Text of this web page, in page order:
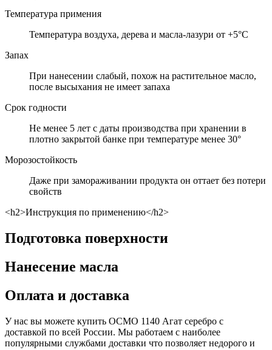
Температура примения
Температура воздуха, дерева и масла-лазури от +5°C
Запах
При нанесении слабый, похож на растительное масло,
после высыхания не имеет запаха
Срок годности
Не менее 5 лет с даты производства при хранении в
плотно закрытой банке при температуре менее 30°
Морозостойкость
Даже при замораживании продукта он оттает без потери
свойств
<h2>Инструкция по применению</h2>
Подготовка поверхности
Нанесение масла
Оплата и доставка
У нас вы можете купить ОСМО 1140 Агат серебро с
доставкой по всей России. Мы работаем с наиболее
популярными службами доставки что позволяет недорого и